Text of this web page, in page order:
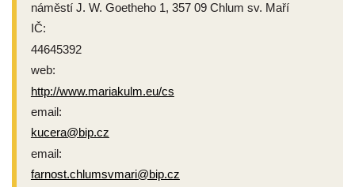
náměstí J. W. Goetheho 1, 357 09 Chlum sv. Maří
IČ:
44645392
web:
http://www.mariakulm.eu/cs
email:
kucera@bip.cz
email:
farnost.chlumsvmari@bip.cz